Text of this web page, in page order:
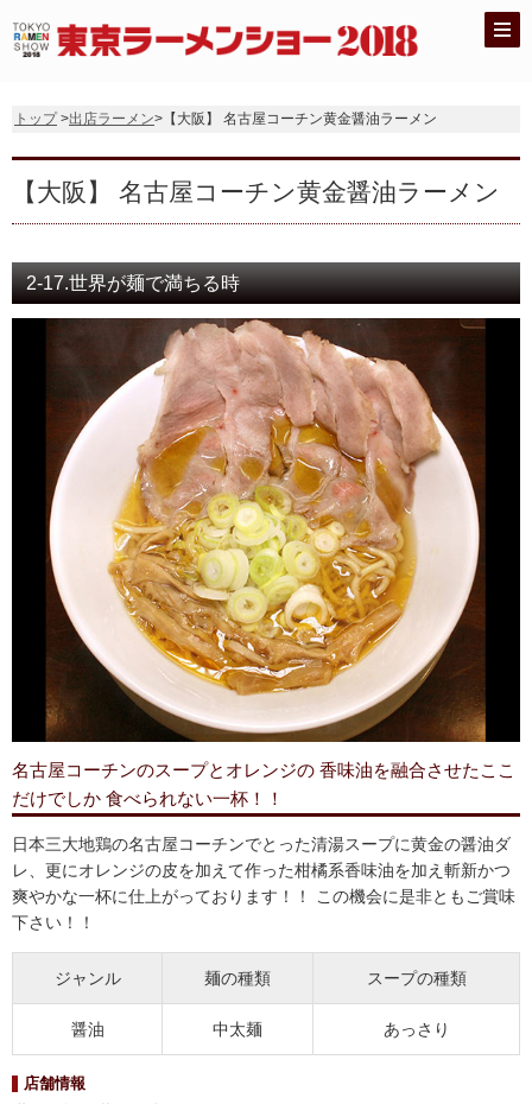
トップ>出店ラーメン>【大阪】 名古屋コーチン黄金醤油ラーメン
【大阪】 名古屋コーチン黄金醤油ラーメン
2-17.世界が麺で満ちる時
名古屋コーチンのスープとオレンジの 香味油を融合させたここ
だけでしか 食べられない一杯！！
日本三大地鶏の名古屋コーチンでとった清湯スープに黄金の醤油ダ
レ、更にオレンジの皮を加えて作った柑橘系香味油を加え斬新かつ
爽やかな一杯に仕上がっております！！ この機会に是非ともご賞味
下さい！！
ジャンル 麺の種類 スープの種類
醤油 中太麺 あっさり
店舗情報